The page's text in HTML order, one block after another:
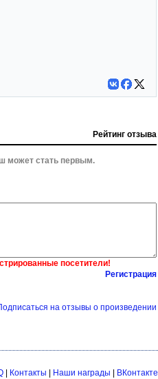
Рейтинг отзыва
может стать первым.
посетители!
Регистрация
на отзывы о произведении
| Контакты | Наши награды | ВКонтакте